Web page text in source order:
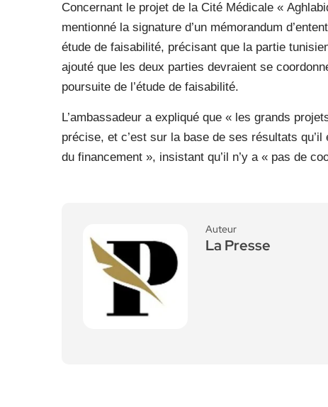
Concernant le projet de la Cité Médicale «
mentionné la signature d’un mémorandum
étude de faisabilité, précisant que la partie
ajouté que les deux parties devraient se
poursuite de l’étude de faisabilité.
L’ambassadeur a expliqué que « les grands
précise, et c’est sur la base de ses résultats
du financement », insistant qu’il n’y a « pas de
Auteur
La Presse